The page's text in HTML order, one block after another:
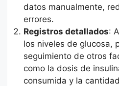
datos manualmente,
errores.
Registros detallados:
los niveles de glucosa,
seguimiento de otros
como la dosis de
consumida y la